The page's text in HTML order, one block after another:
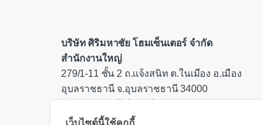
บริษัท ศิริมหาชัย โฮมเซ็นเตอร์ จำกัด
สำนักงานใหญ่
279/1-11 ชั้น 2 ถ.แจ้งสนิท ต.ในเมือง อ.เมือง
อุบลราชธานี จ.อุบลราชธานี 34000
เว็บไซต์นี้ใช้คุกกี้